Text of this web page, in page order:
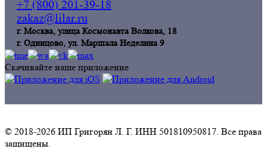
+7 (800) 201-39-18
zakaz@lilar.ru
г. Москва, улица Космонавта Волкова, 18
г. Одинцoво, ул. Маршала Неделина 9
Скачивайте наше приложение
© 2018-2026 ИП Григорян Л. Г. ИНН 501810950817. Все права
защищены.